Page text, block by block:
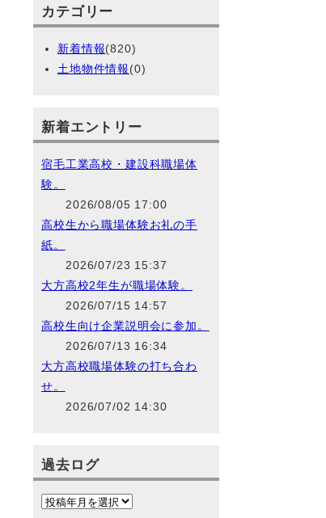
カテゴリー
新着情報(820)
土地物件情報(0)
新着エントリー
宿毛工業高校・建設科職場体
験。
2026/08/05 17:00
高校生から職場体験お礼の手
紙。
2026/07/23 15:37
大方高校2年生が職場体験。
2026/07/15 14:57
高校生向け企業説明会に参加。
2026/07/13 16:34
大方高校職場体験の打ち合わ
せ。
2026/07/02 14:30
過去ログ